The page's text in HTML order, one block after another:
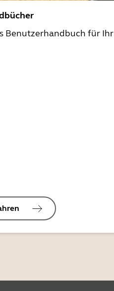
Benutzerhandbuch für Ihr